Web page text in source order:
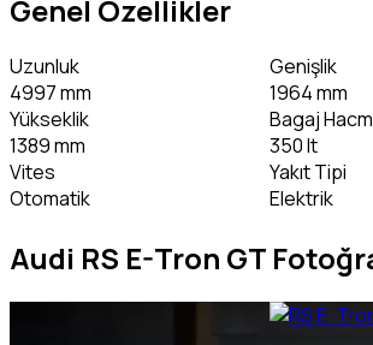
Genel Özellikler
Uzunluk
4997 mm
Genişlik
1964 mm
Yükseklik
1389 mm
Bagaj
350 lt
Vites
Otomatik
Yakıt Tipi
Elektrik
Audi RS E-Tron GT